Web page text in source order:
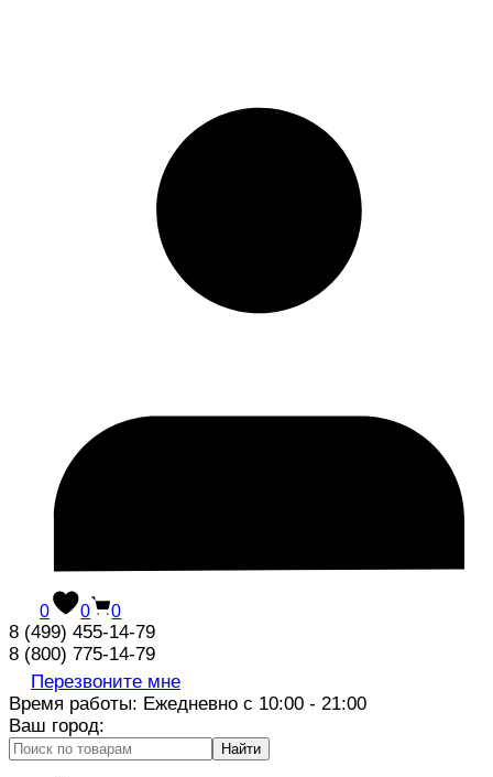
0 0 0
8 (499) 455-14-79
8 (800) 775-14-79
Перезвоните мне
Время работы: Ежедневно с 10:00 - 21:00
Ваш город:
Найти